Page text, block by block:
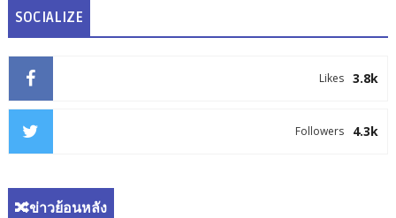
SOCIALIZE
3.8k
Likes
4.3k
Followers
🔀ข่าวย้อนหลัง